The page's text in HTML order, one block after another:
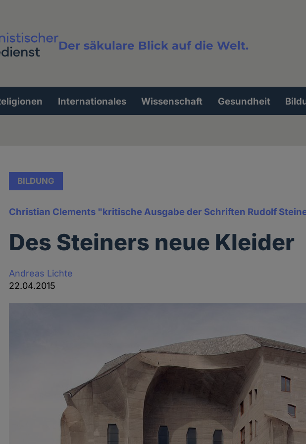
Der säkulare Blick auf die Welt.
Volltextsuche
Internationales Wissenschaft Gesundheit
BILDUNG
Christian Clements "kritische Ausgabe der Schriften Rudolf
Des Steiners neue Kleider
Andreas Lichte
22.04.2015